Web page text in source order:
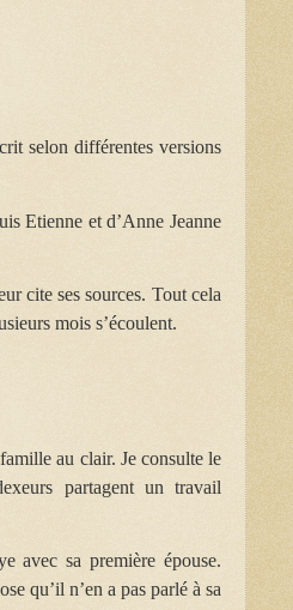
selon différentes versions
Etienne et d’Anne Jeanne
cite ses sources. Tout cela
mois s’écoulent.
au clair. Je consulte le
partagent un travail
avec sa première épouse.
qu’il n’en a pas parlé à sa